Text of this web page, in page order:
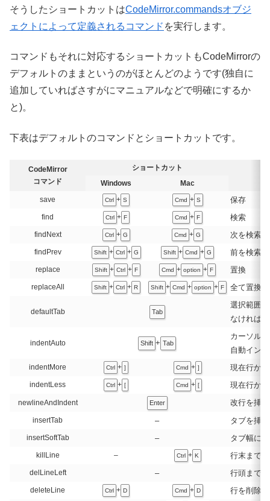
そうしたショートカットはCodeMirror.commandsオブジ
ェクトによって定義されるコマンド を実行します。
コマンドもそれに対応するショートカットもCodeMirrorの
デフォルトのままというのがほとんどのようです(独自に
追加していればさすがにマニュアルなどで明確にするか
と)。
下表はデフォルトのコマンドとショートカットです。
CodeMirror
コマンド
ショートカット
Windows Mac
save Ctrl + S Cmd + S 保存
find Ctrl + F Cmd + F 検索
findNext Ctrl + G Cmd + G 次を検索
findPrev Shift + Ctrl + G Shift + Cmd + G 前を検索
replace Shift + Ctrl + F Cmd + option + F 置換
replaceAll Shift + Ctrl + R Shift + Cmd + option + F 全て置換
defaultTab Tab
選択範囲
なければ
indentAuto Shift + Tab
カーソル
自動イン
indentMore Ctrl + ] Cmd + ] 現在行か
indentLess Ctrl + [ Cmd + [ 現在行か
newlineAndIndent Enter 改行を挿
insertTab – タブを挿
insertSoftTab – タブ幅に
killLine – Ctrl + K 行末まで
delLineLeft – 行頭まで
deleteLine Ctrl + D Cmd + D 行を削除